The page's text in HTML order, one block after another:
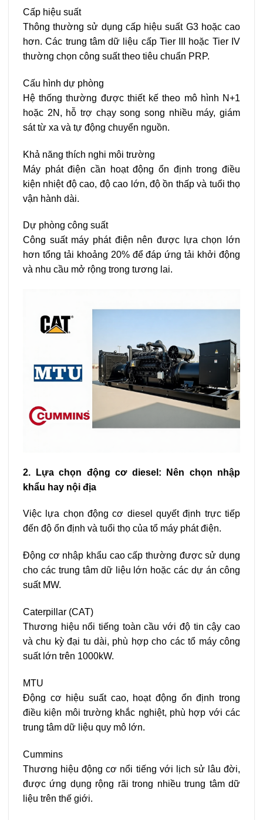
Cấp hiệu suất
Thông thường sử dụng cấp hiệu suất G3 hoặc cao
hơn. Các trung tâm dữ liệu cấp Tier III hoặc Tier IV
thường chọn công suất theo tiêu chuẩn PRP.
Cấu hình dự phòng
Hệ thống thường được thiết kế theo mô hình N+1
hoặc 2N, hỗ trợ chạy song song nhiều máy, giám
sát từ xa và tự động chuyển nguồn.
Khả năng thích nghi môi trường
Máy phát điện cần hoạt động ổn định trong điều
kiện nhiệt độ cao, độ cao lớn, độ ồn thấp và tuổi thọ
vận hành dài.
Dự phòng công suất
Công suất máy phát điện nên được lựa chọn lớn
hơn tổng tải khoảng 20% để đáp ứng tải khởi động
và nhu cầu mở rộng trong tương lai.
2. Lựa chọn động cơ diesel: Nên chọn nhập
khẩu hay nội địa
Việc lựa chọn động cơ diesel quyết định trực tiếp
đến độ ổn định và tuổi thọ của tổ máy phát điện.
Động cơ nhập khẩu cao cấp thường được sử dụng
cho các trung tâm dữ liệu lớn hoặc các dự án công
suất MW.
Caterpillar (CAT)
Thương hiệu nổi tiếng toàn cầu với độ tin cậy cao
và chu kỳ đại tu dài, phù hợp cho các tổ máy công
suất lớn trên 1000kW.
MTU
Động cơ hiệu suất cao, hoạt động ổn định trong
điều kiện môi trường khắc nghiệt, phù hợp với các
trung tâm dữ liệu quy mô lớn.
Cummins
Thương hiệu động cơ nổi tiếng với lịch sử lâu đời,
được ứng dụng rộng rãi trong nhiều trung tâm dữ
liệu trên thế giới.